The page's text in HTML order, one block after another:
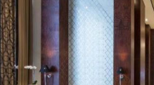
ー
マ